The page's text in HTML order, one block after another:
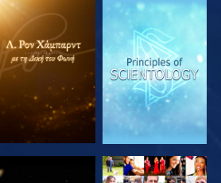
ΕΞΕΡΕΥΝΗΣΤΕ
ΤΗ ΣΕΙΡΑ
ΕΞΕΡΕΥΝΗΣΤΕ
ΤΗ ΣΕΙΡΑ